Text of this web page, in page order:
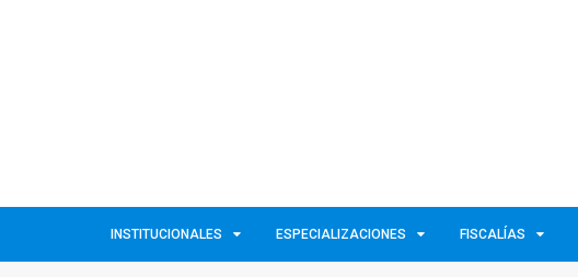
INSTITUCIONALES ESPECIALIZACIONES FISCALÍAS